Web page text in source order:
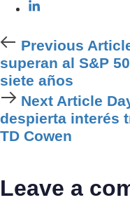
Previous
superan al S&P
siete años
Next Article
despierta interés
TD Cowen
Leave a